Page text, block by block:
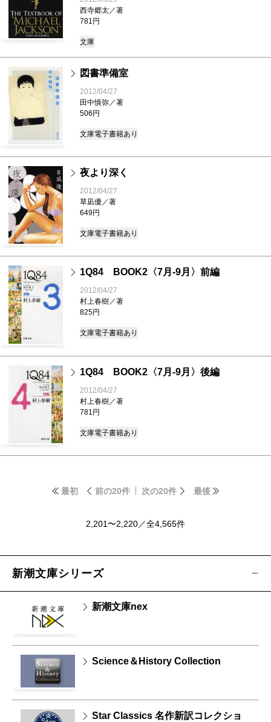
西寺郷太／著
781円
文庫
図書準備室
2012/04/27
田中慎弥／著
506円
文庫電子書籍あり
夜より深く
2012/04/27
草凪優／著
649円
文庫電子書籍あり
1Q84 BOOK2〈7月-9月〉前編
2012/04/27
村上春樹／著
825円
文庫電子書籍あり
1Q84 BOOK2〈7月-9月〉後編
2012/04/27
村上春樹／著
781円
文庫電子書籍あり
最初 前の20件 次の20件 最後
2,201〜2,220／全4,565件
新潮文庫シリーズ
新潮文庫nex
Science＆History Collection
Star Classics 名作新訳コレクショ